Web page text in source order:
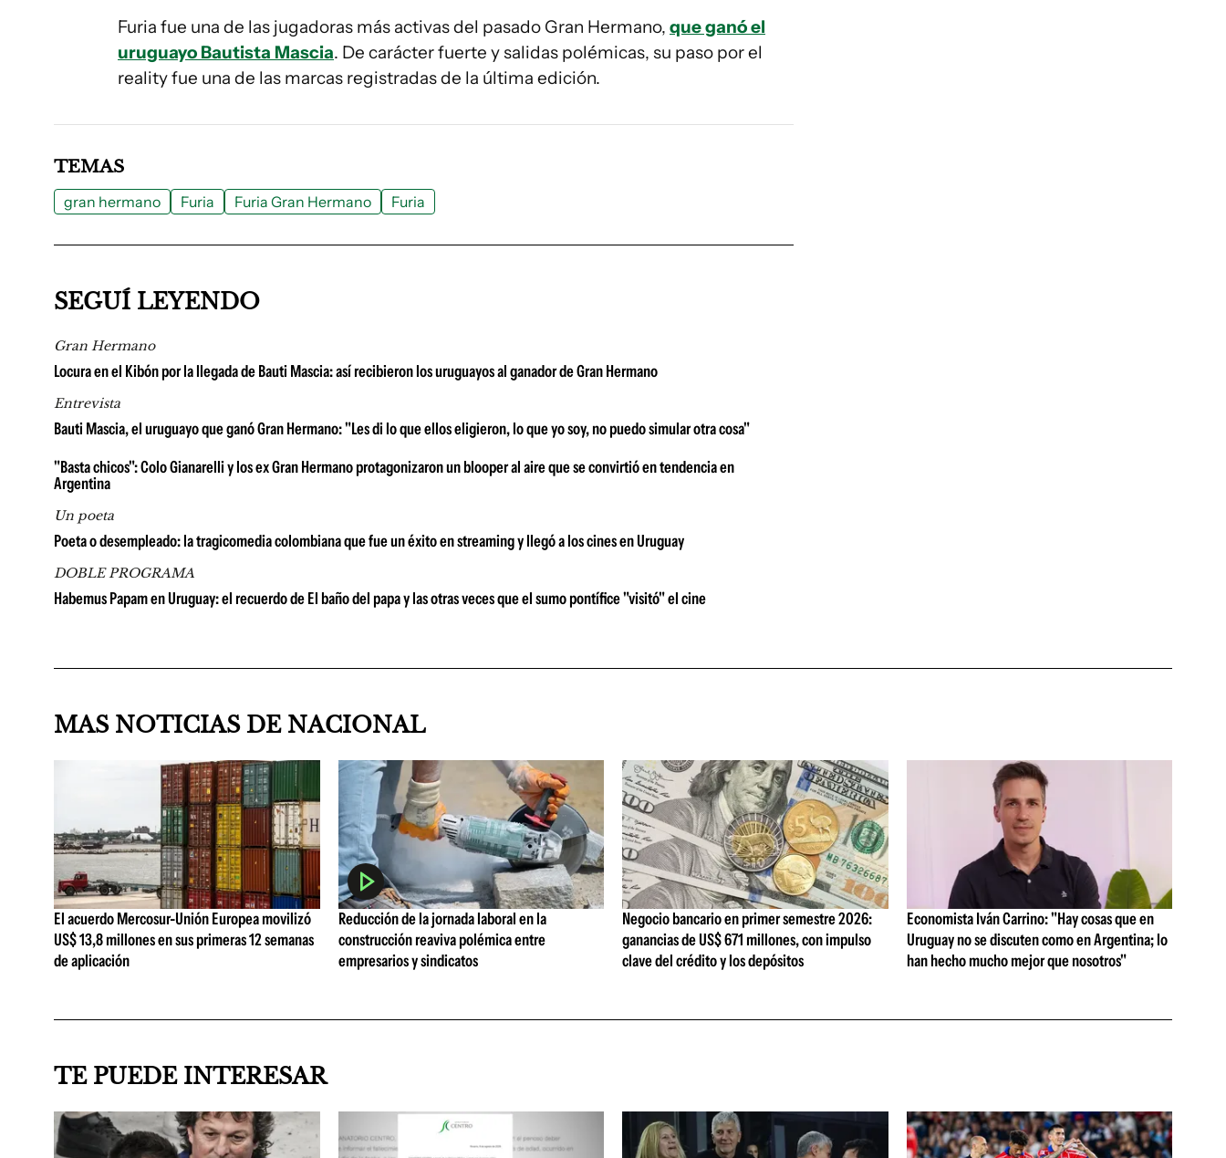
Furia fue una de las jugadoras más activas del pasado Gran Hermano, que ganó el
uruguayo Bautista Mascia. De carácter fuerte y salidas polémicas, su paso por el
reality fue una de las marcas registradas de la última edición.
TEMAS
gran hermano Furia Furia Gran Hermano Furia
SEGUÍ LEYENDO
Gran Hermano
Locura en el Kibón por la llegada de Bauti Mascia: así recibieron los uruguayos al ganador de Gran Hermano
Entrevista
Bauti Mascia, el uruguayo que ganó Gran Hermano: "Les di lo que ellos eligieron, lo que yo soy, no puedo simular otra cosa"
"Basta chicos": Colo Gianarelli y los ex Gran Hermano protagonizaron un blooper al aire que se convirtió en tendencia en
Argentina
Un poeta
Poeta o desempleado: la tragicomedia colombiana que fue un éxito en streaming y llegó a los cines en Uruguay
DOBLE PROGRAMA
Habemus Papam en Uruguay: el recuerdo de El baño del papa y las otras veces que el sumo pontífice "visitó" el cine
MAS NOTICIAS DE NACIONAL
El acuerdo Mercosur-Unión Europea movilizó
US$ 13,8 millones en sus primeras 12 semanas
de aplicación
Reducción de la jornada laboral en la
construcción reaviva polémica entre
empresarios y sindicatos
Negocio bancario en primer semestre 2026:
ganancias de US$ 671 millones, con impulso
clave del crédito y los depósitos
Economista Iván Carrino: "Hay cosas que en
Uruguay no se discuten como en Argentina; lo
han hecho mucho mejor que nosotros"
TE PUEDE INTERESAR